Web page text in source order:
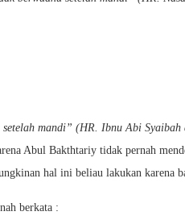
mandi” (HR. Ibnu Abi Syaibah
Abul Bakthtariy tidak pernah
hal ini beliau lakukan karena
berkata :